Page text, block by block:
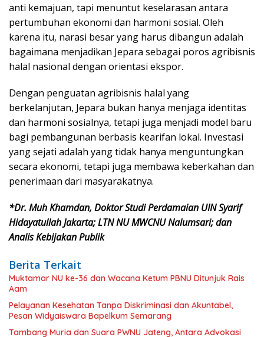
anti kemajuan, tapi menuntut keselarasan antara
pertumbuhan ekonomi dan harmoni sosial. Oleh
karena itu, narasi besar yang harus dibangun adalah
bagaimana menjadikan Jepara sebagai poros agribisnis
halal nasional dengan orientasi ekspor.
Dengan penguatan agribisnis halal yang
berkelanjutan, Jepara bukan hanya menjaga identitas
dan harmoni sosialnya, tetapi juga menjadi model baru
bagi pembangunan berbasis kearifan lokal. Investasi
yang sejati adalah yang tidak hanya menguntungkan
secara ekonomi, tetapi juga membawa keberkahan dan
penerimaan dari masyarakatnya.
*Dr. Muh Khamdan, Doktor Studi Perdamaian UIN Syarif
Hidayatullah Jakarta; LTN NU MWCNU Nalumsari; dan
Analis Kebijakan Publik
Berita Terkait
Muktamar NU ke-36 dan Wacana Ketum PBNU Ditunjuk Rais
Aam
Pelayanan Kesehatan Tanpa Diskriminasi dan Akuntabel,
Pesan Widyaiswara Bapelkum Semarang
Tambang Muria dan Suara PWNU Jateng, Antara Advokasi